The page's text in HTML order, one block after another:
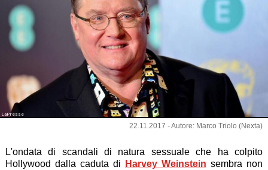
LaPresse
22.11.2017 - Autore: Marco Triolo (Nexta)
L'ondata di scandali di natura sessuale che ha colpito
Hollywood dalla caduta di
Harvey Weinstein sembra non